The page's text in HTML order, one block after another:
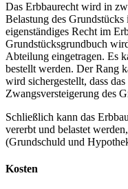
Das Erbbaurecht wird in
Belastung des
eigenständiges Recht im
Grundstücksgrundbuch
Abteilung eingetragen. Es
bestellt werden. Der Rang
wird sichergestellt, dass
Zwangsversteigerung des
Schließlich kann das
vererbt und belastet
(Grundschuld und
Kosten